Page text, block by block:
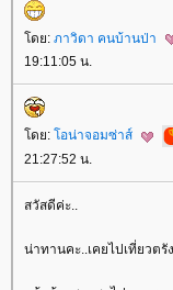
ดย: ภาวิดา คนบ้านป่า
19:11:05 น.
ดย: อน่าจอมซ่าส์
21:27:52 น.
สวัสดีค่ะ..
น่าทานคะ..เคยไปเที่ยวตรัง